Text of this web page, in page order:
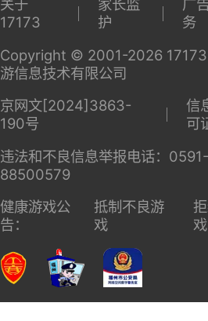
关于
17173
家长监
护
广
务
Copyright © 2001-2026
游信息技术有限公司
京网文[2024]3863-
190号
信
可
违法和不良信息举报电话：0591-
88500579
健康游戏公
告：
抵制不良游
戏
戏